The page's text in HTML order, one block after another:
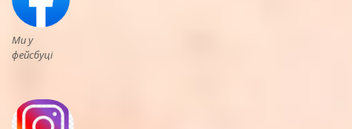
Ми у
фейсбуці